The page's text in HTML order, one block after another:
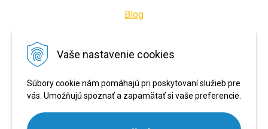
Vaše nastavenie cookies
Súbory cookie nám pomáhajú pri poskytovaní služieb pre
vás. Umožňujú spoznať a zapamätať si vaše preferencie.
Blog
BEZPEČNÉ PLATBY